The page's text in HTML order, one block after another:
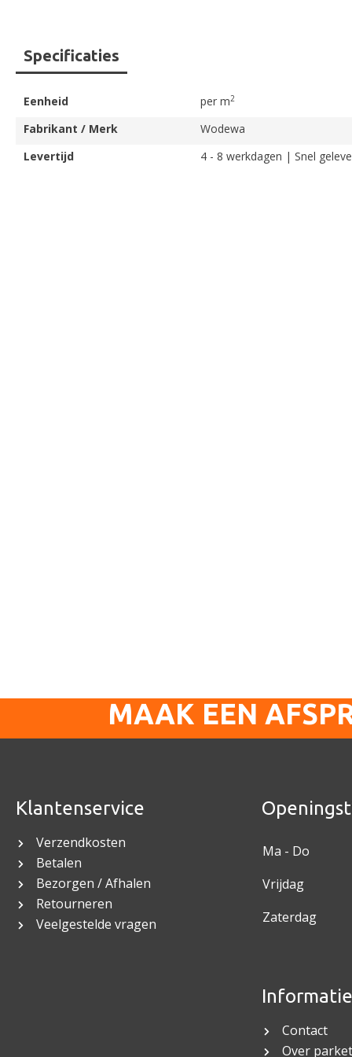
Ga
naar
het
begin
van
de
gallerij
Specificaties
Eenheid per m2
Fabrikant / Merk
Wodewa
Levertijd
4 - 8 werkdagen | Snel
MAAK EEN
Klantenservice
Verzendkosten
Betalen
Bezorgen / Afhalen
Retourneren
Veelgestelde vragen
Ma - Do
Vrijdag
Zaterdag
Informatie
Contact
Over